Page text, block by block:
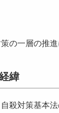
の一層の推進
緯
殺対策基本